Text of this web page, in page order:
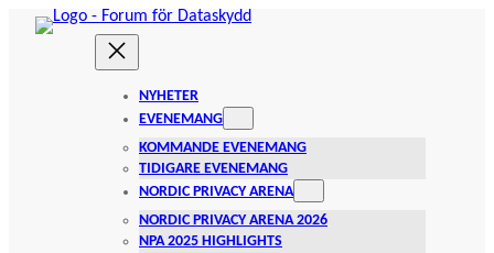
Hoppa
NYHETER
EVENEMANG
KOMMANDE EVENEMANG
TIDIGARE EVENEMANG
NORDIC PRIVACY ARENA
NORDIC PRIVACY ARENA 2026
NPA 2025 HIGHLIGHTS